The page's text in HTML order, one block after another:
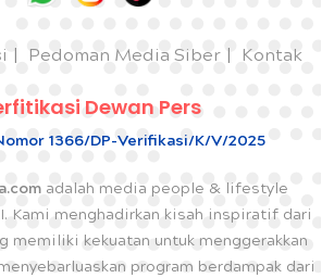
Pedoman Media Siber Kontak
Dewan Pers
1366/DP-Verifikasi/K/V/2025
adalah media people & lifestyle
Kami menghadirkan kisah inspiratif dari
memiliki kekuatan untuk menggerakkan
program berdampak dari